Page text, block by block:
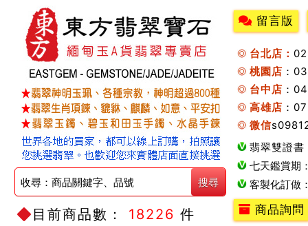
目前商品數： 18226 件
留言版
台北店：
桃園店 ：
台中店 ：
高雄店 ：
微信
翡翠雙證書
七天鑑賞期
客製化訂做
商品詢問